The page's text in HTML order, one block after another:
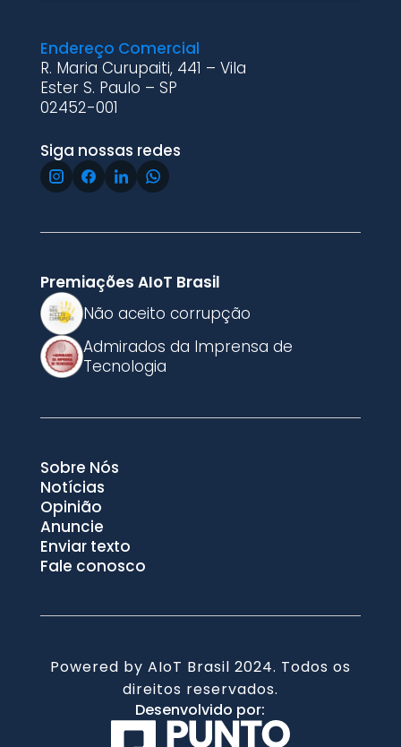
Endereço Comercial
R. Maria Curupaiti, 441 – Vila
Ester S. Paulo – SP
02452-001
Siga nossas redes
Premiações AIoT Brasil
Não aceito corrupção
Admirados da Imprensa de
Tecnologia
Sobre Nós
Notícias
Opinião
Anuncie
Enviar texto
Fale conosco
Powered by AIoT Brasil 2024. Todos os
direitos reservados.
Desenvolvido por: